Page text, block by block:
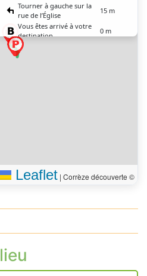
Tourner à gauche sur la
rue de l’Église
15 m
Vous êtes arrivé à votre
destination
0 m
Leaflet | Corrèze découverte ©